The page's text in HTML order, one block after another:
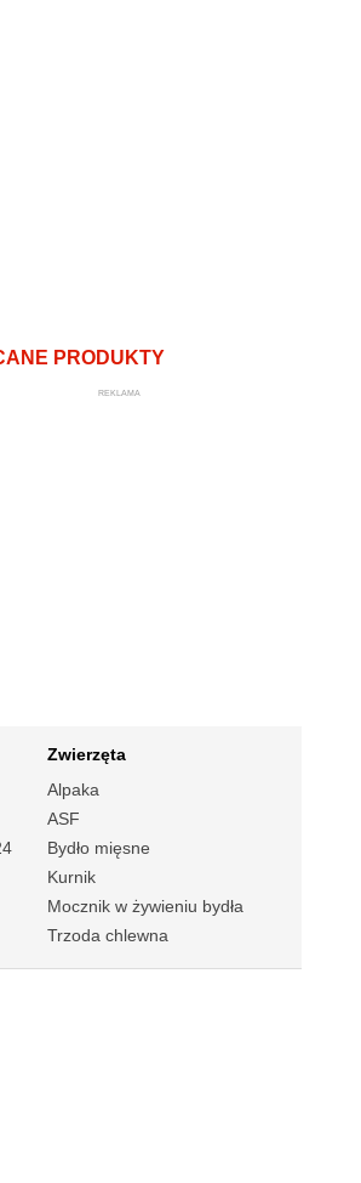
PRODUKTY
REKLAMA
Zwierzęta
Alpaka
ASF
Bydło mięsne
Kurnik
Mocznik w żywieniu bydła
Trzoda chlewna